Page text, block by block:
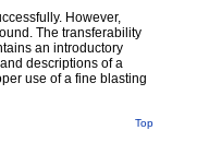
However,
The transferability
an introductory
descriptions of a
use of a fine blasting
Top